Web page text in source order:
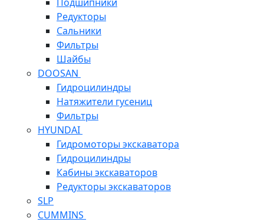
Редукторы
Сальники
Фильтры
Шайбы
DOOSAN
Гидроцилиндры
Натяжители гусениц
Фильтры
HYUNDAI
Гидромоторы экскаватора
Гидроцилиндры
Кабины экскаваторов
Редукторы экскаваторов
SLP
CUMMINS